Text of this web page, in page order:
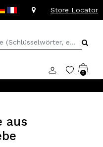
Store Locator
0
aus